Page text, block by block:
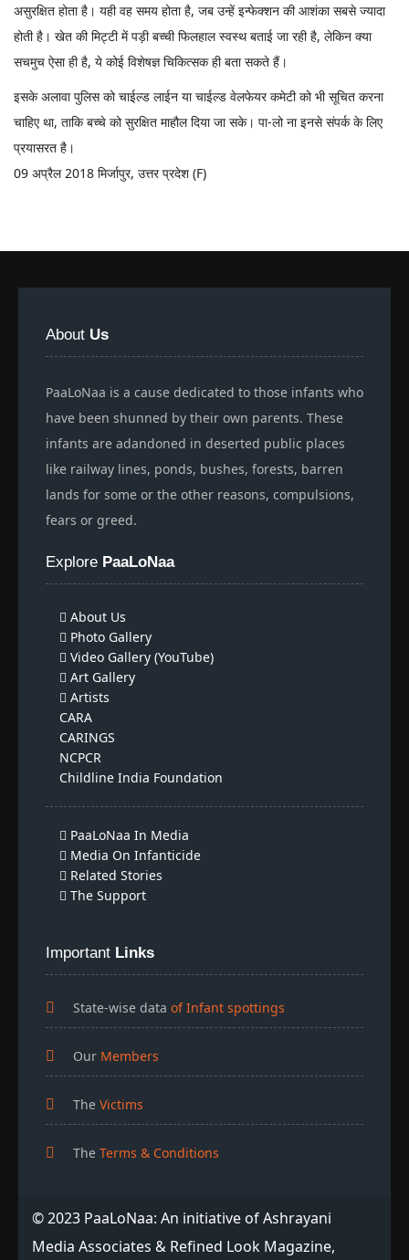
असुरक्षित होता है। यही वह समय होता है, जब उन्हें इन्फेक्शन की आशंका सबसे ज्यादा
होती है। खेत की मिट्टी में पड़ी बच्ची फिलहाल स्वस्थ बताई जा रही है, लेकिन क्या
सचमुच ऐसा ही है, ये कोई विशेषज्ञ चिकित्सक ही बता सकते हैं।
इसके अलावा पुलिस को चाईल्ड लाईन या चाईल्ड वेलफेयर कमेटी को भी सूचित करना
चाहिए था, ताकि बच्चे को सुरक्षित माहौल दिया जा सके। पा-लो ना इनसे संपर्क के लिए
प्रयासरत है।
09 अप्रैल 2018 मिर्जापुर, उत्तर प्रदेश (F)
About Us
PaaLoNaa is a cause dedicated to those infants who
have been shunned by their own parents. These
infants are adandoned in deserted public places
like railway lines, ponds, bushes, forests, barren
lands for some or the other reasons, compulsions,
fears or greed.
Explore PaaLoNaa
About Us
Photo Gallery
Video Gallery (YouTube)
Art Gallery
Artists
CARA
CARINGS
NCPCR
Childline India Foundation
PaaLoNaa In Media
Media On Infanticide
Related Stories
The Support
Important Links
State-wise data of Infant spottings
Our Members
The Victims
The Terms & Conditions
© 2023 PaaLoNaa: An initiative of Ashrayani
Media Associates & Refined Look Magazine,